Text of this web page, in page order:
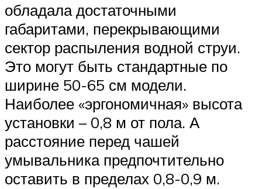
обладала достаточными
габаритами, перекрывающими
сектор распыления водной струи.
Это могут быть стандартные по
ширине 50-65 см модели.
Наиболее «эргономичная» высота
установки – 0,8 м от пола. А
расстояние перед чашей
умывальника предпочтительно
оставить в пределах 0,8-0,9 м.